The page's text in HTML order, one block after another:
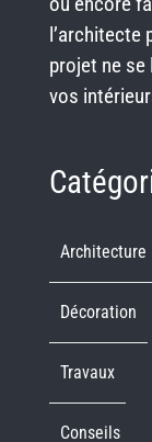
l’architecte
projet ne se
vos
Architecture
Décoration
Travaux
Conseils